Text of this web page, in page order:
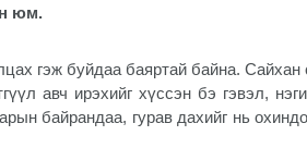
юм.
гэж буйдаа баяртай байна.
авч ирэхийг хүссэн бэ гэвэл,
байрандаа, гурав дахийг нь